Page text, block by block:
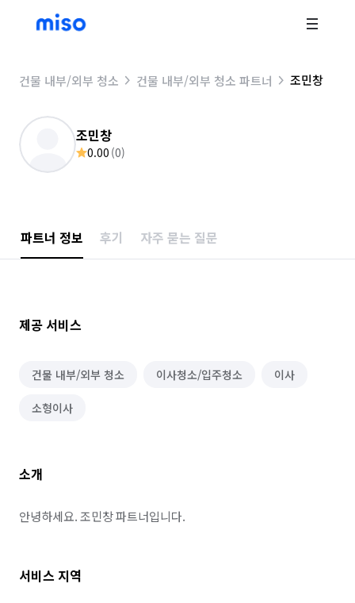
건물 내부/외부 청소 건물 내부/외부 청소 파트너 조민창
조민창
0.00 (0)
파트너 정보 후기 자주 묻는 질문
제공 서비스
건물 내부/외부 청소 이사청소/입주청소 이사
소형이사
소개
안녕하세요. 조민창 파트너입니다.
서비스 지역